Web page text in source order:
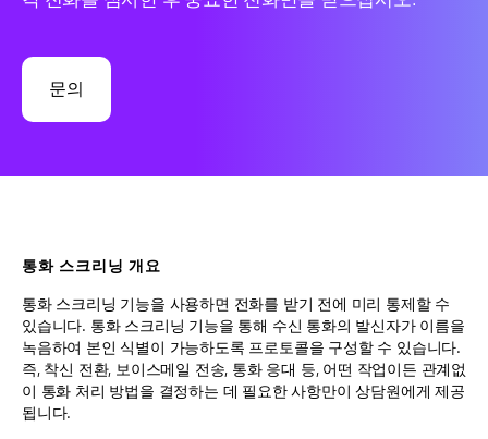
문의
통화 스크리닝 개요
통화 스크리닝 기능을 사용하면 전화를 받기 전에 미리 통제할 수
있습니다. 통화 스크리닝 기능을 통해 수신 통화의 발신자가 이름을
녹음하여 본인 식별이 가능하도록 프로토콜을 구성할 수 있습니다.
즉, 착신 전환, 보이스메일 전송, 통화 응대 등, 어떤 작업이든 관계없
이 통화 처리 방법을 결정하는 데 필요한 사항만이 상담원에게 제공
됩니다.